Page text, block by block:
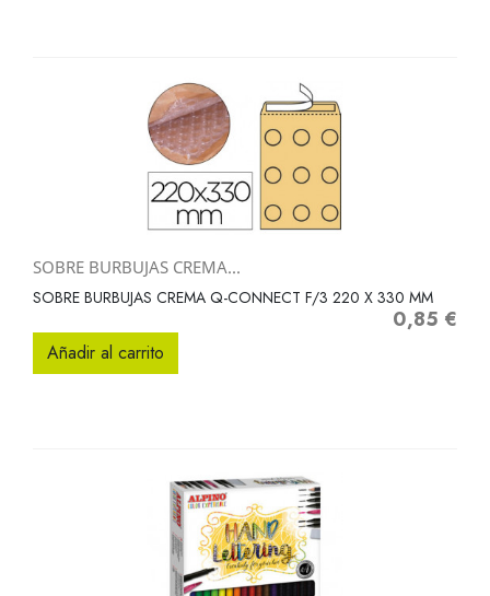
SOBRE BURBUJAS CREMA...
SOBRE BURBUJAS CREMA Q-CONNECT F/3 220 X 330 MM
Precio
0,85 €
Añadir al carrito